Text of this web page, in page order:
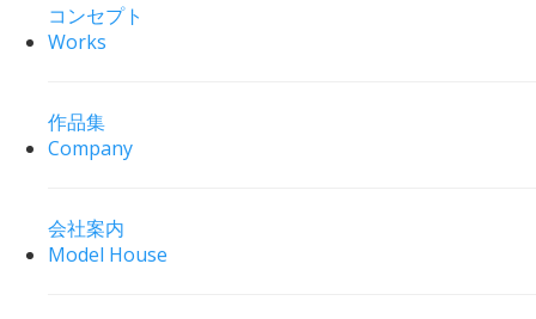
コンセプト
Works
作品集
Company
会社案内
Model House